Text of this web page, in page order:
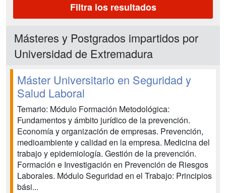
Filtra los resultados
Másteres y Postgrados impartidos por
Universidad de Extremadura
Máster Universitario en Seguridad y
Salud Laboral
Temario: Módulo Formación Metodológica:
Fundamentos y ámbito jurídico de la prevención.
Economía y organización de empresas. Prevención,
medioambiente y calidad en la empresa. Medicina del
trabajo y epidemiología. Gestión de la prevención.
Formación e Investigación en Prevención de Riesgos
Laborales. Módulo Seguridad en el Trabajo: Principios
bási...